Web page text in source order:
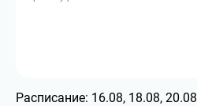
Расписание: 16.08, 18.08, 20.08